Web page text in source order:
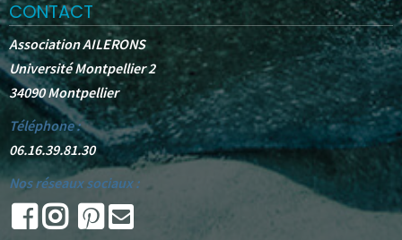
CONTACT
Association AILERONS
Université Montpellier 2
34090 Montpellier
Téléphone :
06.16.39.81.30
Nos réseaux sociaux :